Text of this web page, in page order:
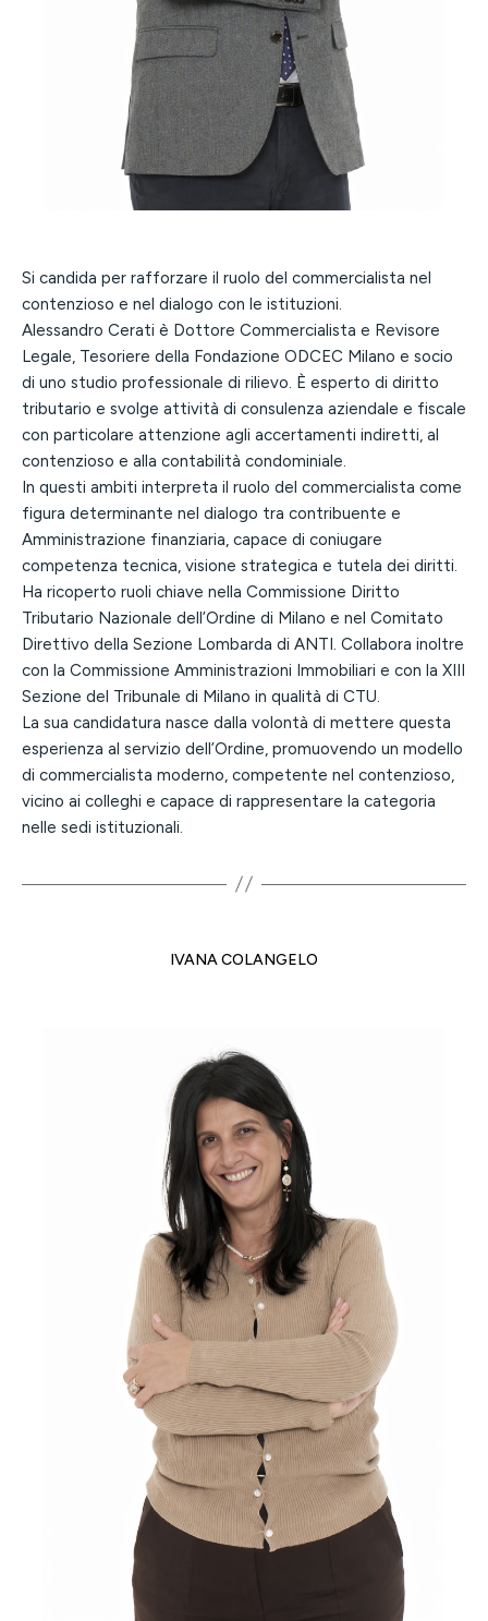
Si candida per rafforzare il ruolo del commercialista nel
contenzioso e nel dialogo con le istituzioni.
Alessandro Cerati è Dottore Commercialista e Revisore
Legale, Tesoriere della Fondazione ODCEC Milano e socio
di uno studio professionale di rilievo. È esperto di diritto
tributario e svolge attività di consulenza aziendale e fiscale
con particolare attenzione agli accertamenti indiretti, al
contenzioso e alla contabilità condominiale.
In questi ambiti interpreta il ruolo del commercialista come
figura determinante nel dialogo tra contribuente e
Amministrazione finanziaria, capace di coniugare
competenza tecnica, visione strategica e tutela dei diritti.
Ha ricoperto ruoli chiave nella Commissione Diritto
Tributario Nazionale dell’Ordine di Milano e nel Comitato
Direttivo della Sezione Lombarda di ANTI. Collabora inoltre
con la Commissione Amministrazioni Immobiliari e con la XIII
Sezione del Tribunale di Milano in qualità di CTU.
La sua candidatura nasce dalla volontà di mettere questa
esperienza al servizio dell’Ordine, promuovendo un modello
di commercialista moderno, competente nel contenzioso,
vicino ai colleghi e capace di rappresentare la categoria
nelle sedi istituzionali.
IVANA COLANGELO